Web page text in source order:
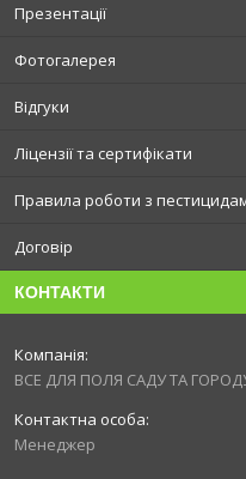
Презентації
Фотогалерея
Відгуки
Ліцензії та сертифікати
Правила роботи з
Договір
КОНТАКТИ
ВСЕ ДЛЯ ПОЛЯ САДУ ТА
Менеджер